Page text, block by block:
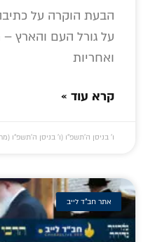
הבעת הוקרה על
על גורל העם והארץ –
ואחריות
קרא עוד »
ו׳ בניסן ה׳תשפ״ו (ו׳ בניסן ה׳תשפ״ו (מרץ 24,
אתר חב"ד לייב